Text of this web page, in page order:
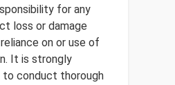
for any
loss or damage
on or use of
It is strongly
to conduct thorough